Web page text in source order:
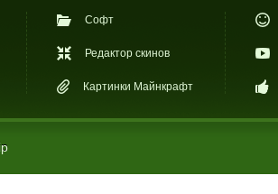
Софт
Редактор скинов
Картинки Майнкрафт